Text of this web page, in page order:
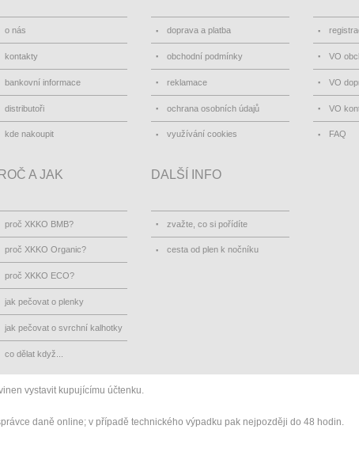
o nás
kontakty
bankovní informace
distributoři
kde nakoupit
doprava a platba
obchodní podmínky
reklamace
ochrana osobních údajů
využívání cookies
VO
VO
VO
FAQ
A JAK
proč XKKO BMB?
proč XKKO Organic?
proč XKKO ECO?
jak pečovat o plenky
jak pečovat o svrchní kalhotky
co dělat když...
DALŠÍ INFO
zvažte, co si pořídíte
cesta od plen k nočníku
vystavit kupujícímu účtenku.
daně online; v případě technického výpadku pak nejpozději do 48 hodin.